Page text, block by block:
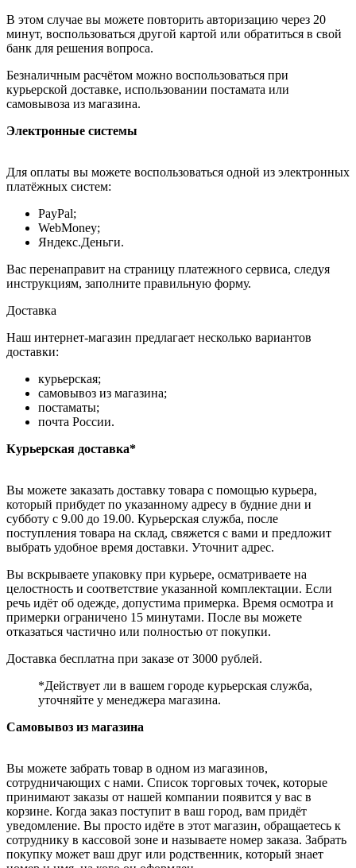
В этом случае вы можете повторить авторизацию через 20
минут, воспользоваться другой картой или обратиться в свой
банк для решения вопроса.
Безналичным расчётом можно воспользоваться при
курьерской доставке, использовании постамата или
самовывоза из магазина.
Электронные системы
Для оплаты вы можете воспользоваться одной из электронных
платёжных систем:
PayPal;
WebMoney;
Яндекс.Деньги.
Вас перенаправит на страницу платежного сервиса, следуя
инструкциям, заполните правильную форму.
Доставка
Наш интернет-магазин предлагает несколько вариантов
доставки:
курьерская;
самовывоз из магазина;
постаматы;
почта России.
Курьерская доставка*
Вы можете заказать доставку товара с помощью курьера,
который прибудет по указанному адресу в будние дни и
субботу с 9.00 до 19.00. Курьерская служба, после
поступления товара на склад, свяжется с вами и предложит
выбрать удобное время доставки. Уточнит адрес.
Вы вскрываете упаковку при курьере, осматриваете на
целостность и соответствие указанной комплектации. Если
речь идёт об одежде, допустима примерка. Время осмотра и
примерки ограничено 15 минутами. После вы можете
отказаться частично или полностью от покупки.
Доставка бесплатна при заказе от 3000 рублей.
*Действует ли в вашем городе курьерская служба,
уточняйте у менеджера магазина.
Самовывоз из магазина
Вы можете забрать товар в одном из магазинов,
сотрудничающих с нами. Список торговых точек, которые
принимают заказы от нашей компании появится у вас в
корзине. Когда заказ поступит в ваш город, вам придёт
уведомление. Вы просто идёте в этот магазин, обращаетесь к
сотруднику в кассовой зоне и называете номер заказа. Забрать
покупку может ваш друг или родственник, который знает